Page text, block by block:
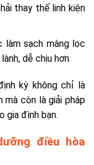
thay thế linh kiện
làm sạch màng lọc
dễ chịu hơn.
kỳ không chỉ là
còn là giải pháp
gia đình bạn.
điều hòa